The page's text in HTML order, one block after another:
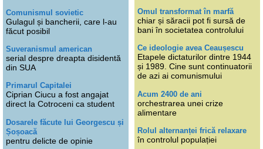
Comunismul sovietic
Gulagul și bancherii, care l-au
făcut posibil
Suveranismul american
serial despre dreapta disidentă
din SUA
Primarul Capitalei
Ciprian Ciucu a fost angajat
direct la Cotroceni ca student
Dosarele făcute lui Georgescu și
Șoșoacă
pentru delicte de opinie
Omul transformat în marfă
chiar și săracii pot fi sursă de
bani în societatea controlului
Ce ideologie avea Ceaușescu
Etapele dictaturilor dintre 1944
și 1989. Cine sunt continuatorii
de azi ai comunismului
Acum 2400 de ani
orchestrarea unei crize
alimentare
Rolul alternanței frică relaxare
în controlul populației